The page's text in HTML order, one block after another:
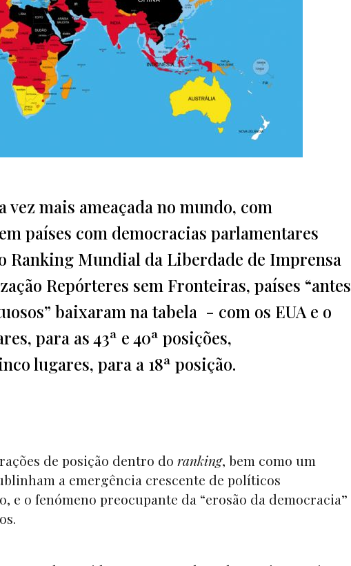
mais ameaçada no mundo, com
países com democracias parlamentares
Ranking Mundial da Liberdade de Imprensa
Repórteres sem Fronteiras, países “antes
baixaram na tabela - com os EUA e o
para as 43ª e 40ª posições,
lugares, para a 18ª posição.
de posição dentro do ranking, bem como um
a emergência crescente de políticos
o fenómeno preocupante da “erosão da democracia”